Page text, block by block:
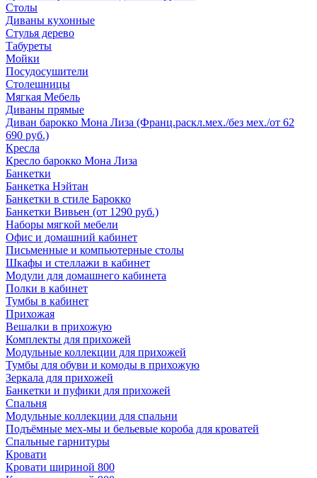
Столы
Диваны кухонные
Стулья дерево
Табуреты
Мойки
Посудосушители
Столешницы
Мягкая Мебель
Диваны прямые
Диван барокко Мона Лиза (Франц.раскл.мех./без мех./от 62
690 руб.)
Кресла
Кресло барокко Мона Лиза
Банкетки
Банкетка Нэйтан
Банкетки в стиле Барокко
Банкетки Вивьен (от 1290 руб.)
Наборы мягкой мебели
Офис и домашний кабинет
Письменные и компьютерные столы
Шкафы и стеллажи в кабинет
Модули для домашнего кабинета
Полки в кабинет
Тумбы в кабинет
Прихожая
Вешалки в прихожую
Комплекты для прихожей
Модульные коллекции для прихожей
Тумбы для обуви и комоды в прихожую
Зеркала для прихожей
Банкетки и пуфики для прихожей
Спальня
Модульные коллекции для спальни
Подъёмные мех-мы и бельевые короба для кроватей
Спальные гарнитуры
Кровати
Кровати шириной 800